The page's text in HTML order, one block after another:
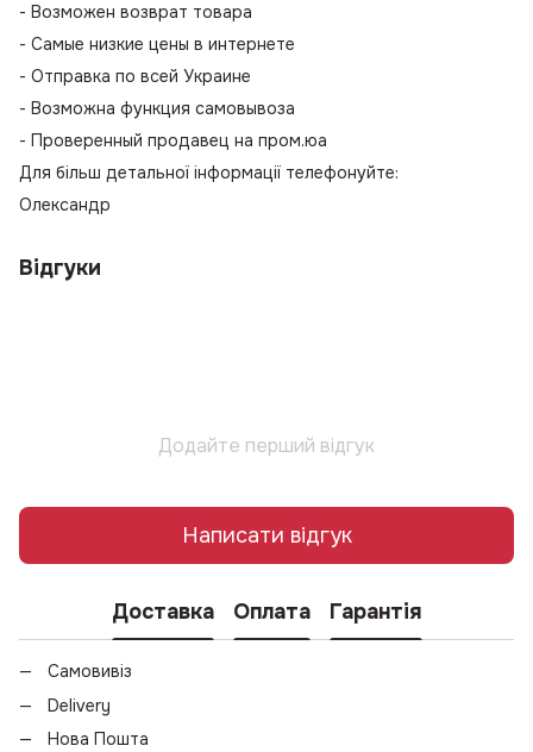
- Возможен возврат товара
- Самые низкие цены в интернете
- Отправка по всей Украине
- Возможна функция самовывоза
- Проверенный продавец на пром.юа
Для більш детальної інформації телефонуйте:
Олександр
Відгуки
Додайте перший відгук
Написати відгук
Доставка Оплата Гарантія
Самовивіз
Delivery
Нова Пошта